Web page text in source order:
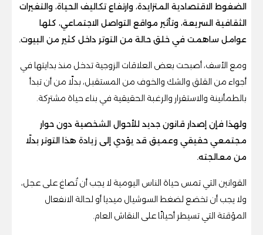
الضغوط الاقتصادية المتزايدة، وارتفاع تكاليف الحياة، والتغيرات
الثقافية السريعة، وتأثير مواقع التواصل الاجتماعي، كلها
عوامل ساهمت في خلق حالة من التوتر داخل كثير من البيوت.
ومع الأسف، أصبحت بعض العلاقات الزوجية تدخل منذ بدايتها في
أجواء من القلق والشك والخوف من المستقبل، بدلًا من أن تبدأ
بالطمأنينة والاستقرار والرغبة الحقيقية في بناء حياة مشتركة.
ولهذا فإن إصدار قانون جديد للأحوال الشخصية دون حوار
مجتمعي حقيقي وعميق قد يؤدي إلى زيادة هذا التوتر بدلًا
من معالجته.
القوانين التي تمس حياة الناس اليومية لا يجب أن تُصاغ على عجل،
ولا يجب أن تخضع لضغط السوشيال ميديا أو لحالة الانفعال
المؤقتة التي تسيطر أحيانًا على النقاش العام.